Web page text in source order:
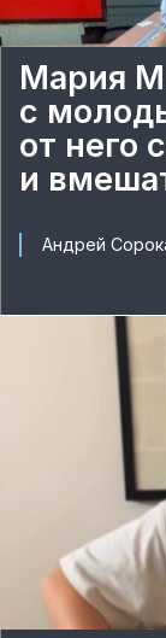
Мария
с
от него
и
Андрей